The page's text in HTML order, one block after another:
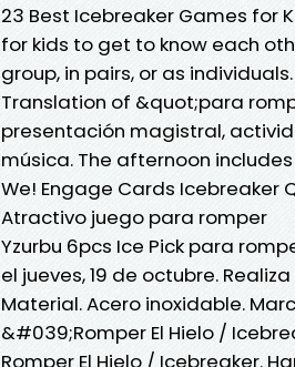
23 Best Icebreaker Games for
for kids to get to know each
group, in pairs, or as individuals.
Translation of &quot;para
presentación magistral,
música. The afternoon
We! Engage Cards Icebreaker
Atractivo juego para romper
Yzurbu 6pcs Ice Pick para
el jueves, 19 de octubre.
Material. Acero inoxidable.
&#039;Romper El Hielo /
Romper El Hielo / Icebreaker.